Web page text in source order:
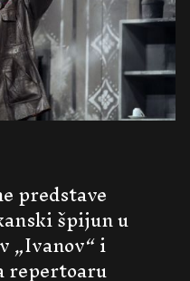
predstave
špijun u
„Ivanov“ i
repertoaru